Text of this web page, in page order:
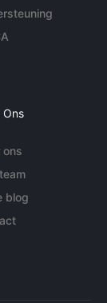
Ons
ons
blog